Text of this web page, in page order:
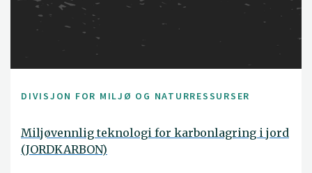
DIVISJON FOR MILJØ OG NATURRESSURSER
Miljøvennlig teknologi for karbonlagring i jord
(JORDKARBON)